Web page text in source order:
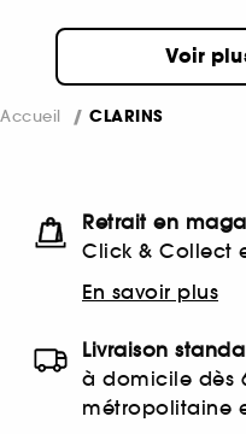
Voir
Accueil CLARINS
Retrait en
Click & Collect
En savoir plus
Livraison
à domicile dès
métropolitaine